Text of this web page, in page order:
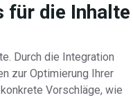
für die Inhalte
Durch die Integration
zur Optimierung Ihrer
Vorschläge, wie